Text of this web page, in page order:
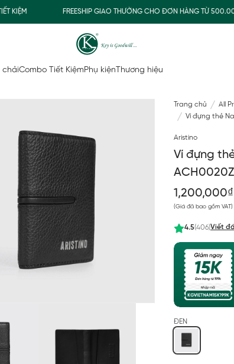
FREESHIP GIAO THƯỜNG CHO ĐƠN HÀNG TỪ 500.000Đ
chảiCombo Tiết KiệmPhụ kiện Thương hiệu
Trang chủ
All
Ví đựng thẻ
Aristino
Ví đựng
ACH0020Z
1,200,000₫
(Giá đã bao gồm VAT)
4.5(406)Viết
ĐEN